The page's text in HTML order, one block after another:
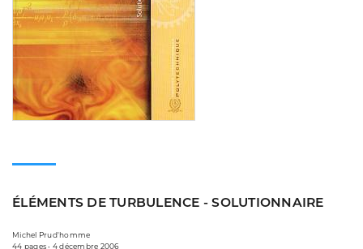
ÉLÉMENTS DE TURBULENCE - SOLUTIONNAIRE
Michel Prud'homme
44 pages • 4 décembre 2006